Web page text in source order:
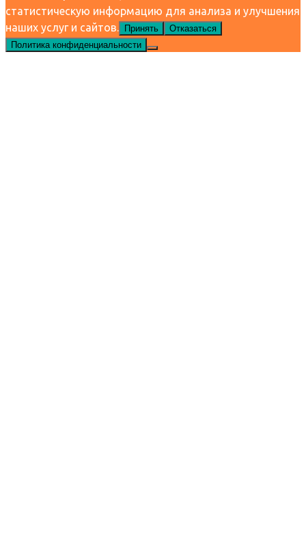
статистическую информацию для анализа и улучшения
наших услуг и сайтов.
Принять
Отказаться
Политика конфиденциальности